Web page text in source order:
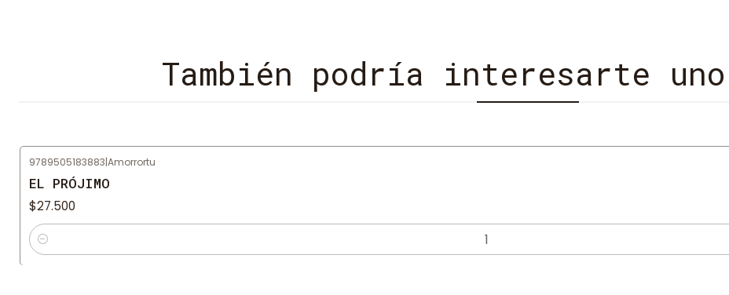
También podría interesarte
9789505183883|Amorrortu
EL PRÓJIMO
$27.500
Cantidad